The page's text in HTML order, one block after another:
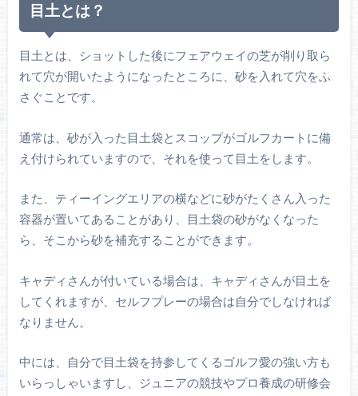
目土とは？
目土とは、ショットした後にフェアウェイの芝が削り取ら
れて穴が開いたようになったところに、砂を入れて穴をふ
さぐことです。
通常は、砂が入った目土袋とスコップがゴルフカートに備
え付けられていますので、それを使って目土をします。
また、ティーイングエリアの横などに砂がたくさん入った
容器が置いてあることがあり、目土袋の砂がなくなった
ら、そこから砂を補充することができます。
キャディさんが付いている場合は、キャディさんが目土を
してくれますが、セルフプレーの場合は自分でしなければ
なりません。
中には、自分で目土袋を持参してくるゴルフ愛の強い方も
いらっしゃいますし、ジュニアの競技やプロ養成の研修会